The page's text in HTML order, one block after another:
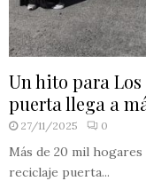
Un hito para
puerta llega a
27/11/2025 0
Más de 20 mil
reciclaje puerta...